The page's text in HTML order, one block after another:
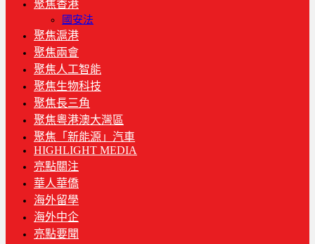
聚焦香港
國安法
聚焦滬港
聚焦兩會
聚焦人工智能
聚焦生物科技
聚焦長三角
聚焦粵港澳大灣區
聚焦「新能源」汽車
HIGHLIGHT MEDIA
亮點關注
華人華僑
海外留學
海外中企
亮點要聞